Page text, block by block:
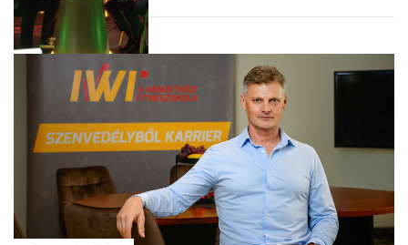
Podcast